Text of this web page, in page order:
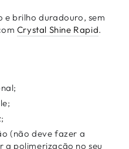
brilho duradouro, sem
Crystal Shine Rapid.
(não deve fazer a
a polimerização no seu